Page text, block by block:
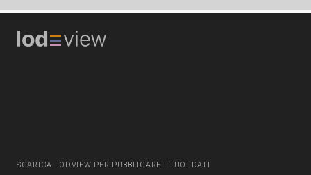
SCARICA LODVIEW PER PUBBLICARE I TUOI DATI